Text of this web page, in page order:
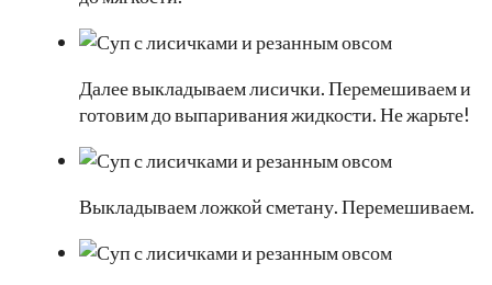
Далее выкладываем лисички. Перемешиваем и
готовим до выпаривания жидкости. Не жарьте!
Выкладываем ложкой сметану. Перемешиваем.